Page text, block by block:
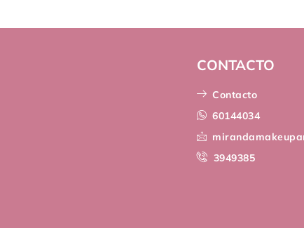
CONTACTO
Contacto
60144034
3949385